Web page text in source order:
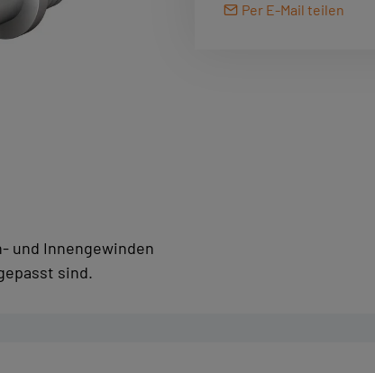
Per E-Mail teilen
und Innengewinden
sind.